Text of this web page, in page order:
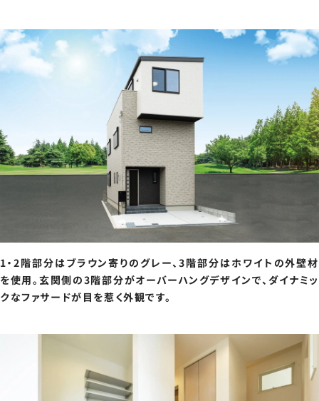
1・2階部分はブラウン寄りのグレー、3階部分はホワイトの外壁材
を使用。玄関側の3階部分がオーバーハングデザインで、ダイナミッ
クなファサードが目を惹く外観です。